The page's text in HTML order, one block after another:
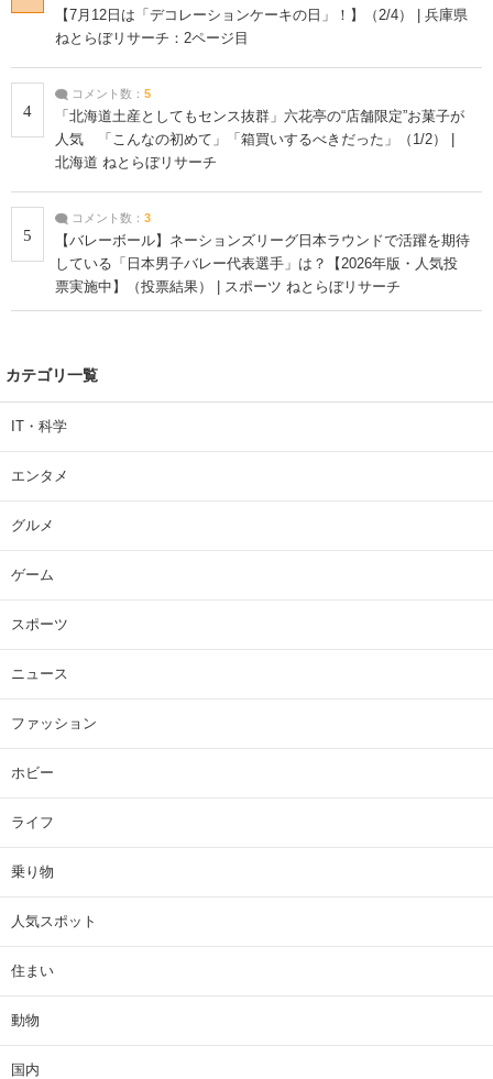
【7月12日は「デコレーションケーキの日」！】（2/4） | 兵庫県
ねとらぼリサーチ：2ページ目
4
コメント数： 5
「北海道土産としてもセンス抜群」六花亭の“店舗限定”お菓子が
人気 「こんなの初めて」「箱買いするべきだった」（1/2） |
北海道 ねとらぼリサーチ
5
コメント数： 3
【バレーボール】ネーションズリーグ日本ラウンドで活躍を期待
している「日本男子バレー代表選手」は？【2026年版・人気投
票実施中】（投票結果） | スポーツ ねとらぼリサーチ
カテゴリ一覧
IT・科学
エンタメ
グルメ
ゲーム
スポーツ
ニュース
ファッション
ホビー
ライフ
乗り物
人気スポット
住まい
動物
国内